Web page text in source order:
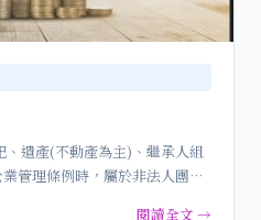
遺產(不動產為主)、繼承人組
管理條例時，屬於非法人團
閱讀全文 →